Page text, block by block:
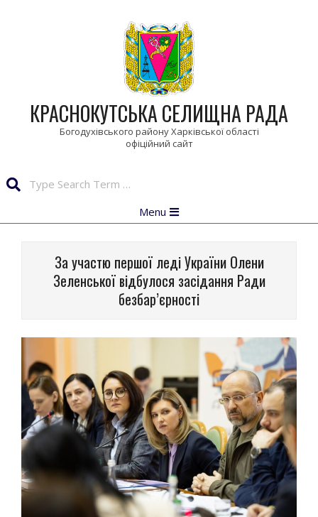
КРАСНОКУТСЬКА СЕЛИЩНА РАДА
Богодухівського району Харківської області
Navigation
Menu
За участю першої леді України Олени
Зеленської відбулося засідання Ради
безбар’єрності